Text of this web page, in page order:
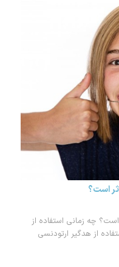
است؟
چه زمانی استفاده از
از هدگیر ارتودنسی